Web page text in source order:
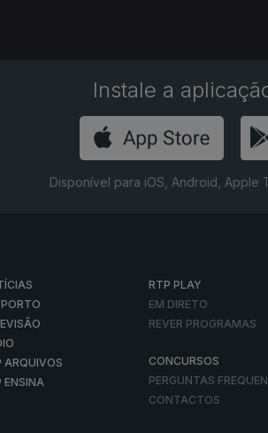
Instale a
Disponível para iOS, Android, Apple
ARQUIVOS
ENSINA
RTP PLAY
EM DIRETO
REVER PROGRAMAS
CONCURSOS
PERGUNTAS
CONTACTOS